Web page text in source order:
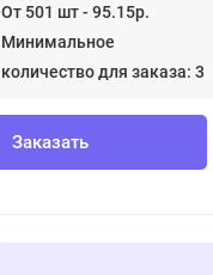
От 501 шт - 95.15р.
Минимальное
количество для заказа: 3
Заказать